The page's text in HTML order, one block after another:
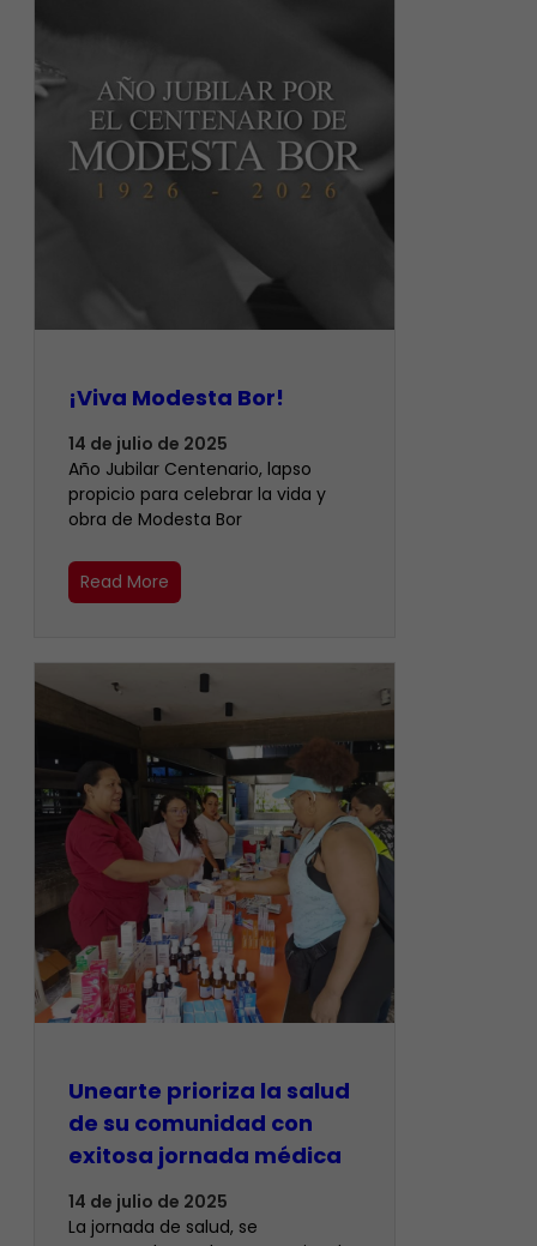
¡Viva Modesta Bor!
14 de julio de 2025
Año Jubilar Centenario, lapso
propicio para celebrar la vida y
obra de Modesta Bor
Read More
Unearte prioriza la salud
de su comunidad con
exitosa jornada médica
14 de julio de 2025
La jornada de salud, se